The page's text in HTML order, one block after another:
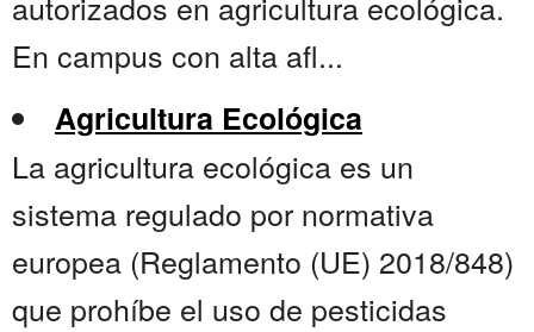
En campus con alta afl...
Agricultura Ecológica
La agricultura ecológica es un
sistema regulado por normativa
europea (Reglamento (UE) 2018/848)
que prohíbe el uso de pesticidas